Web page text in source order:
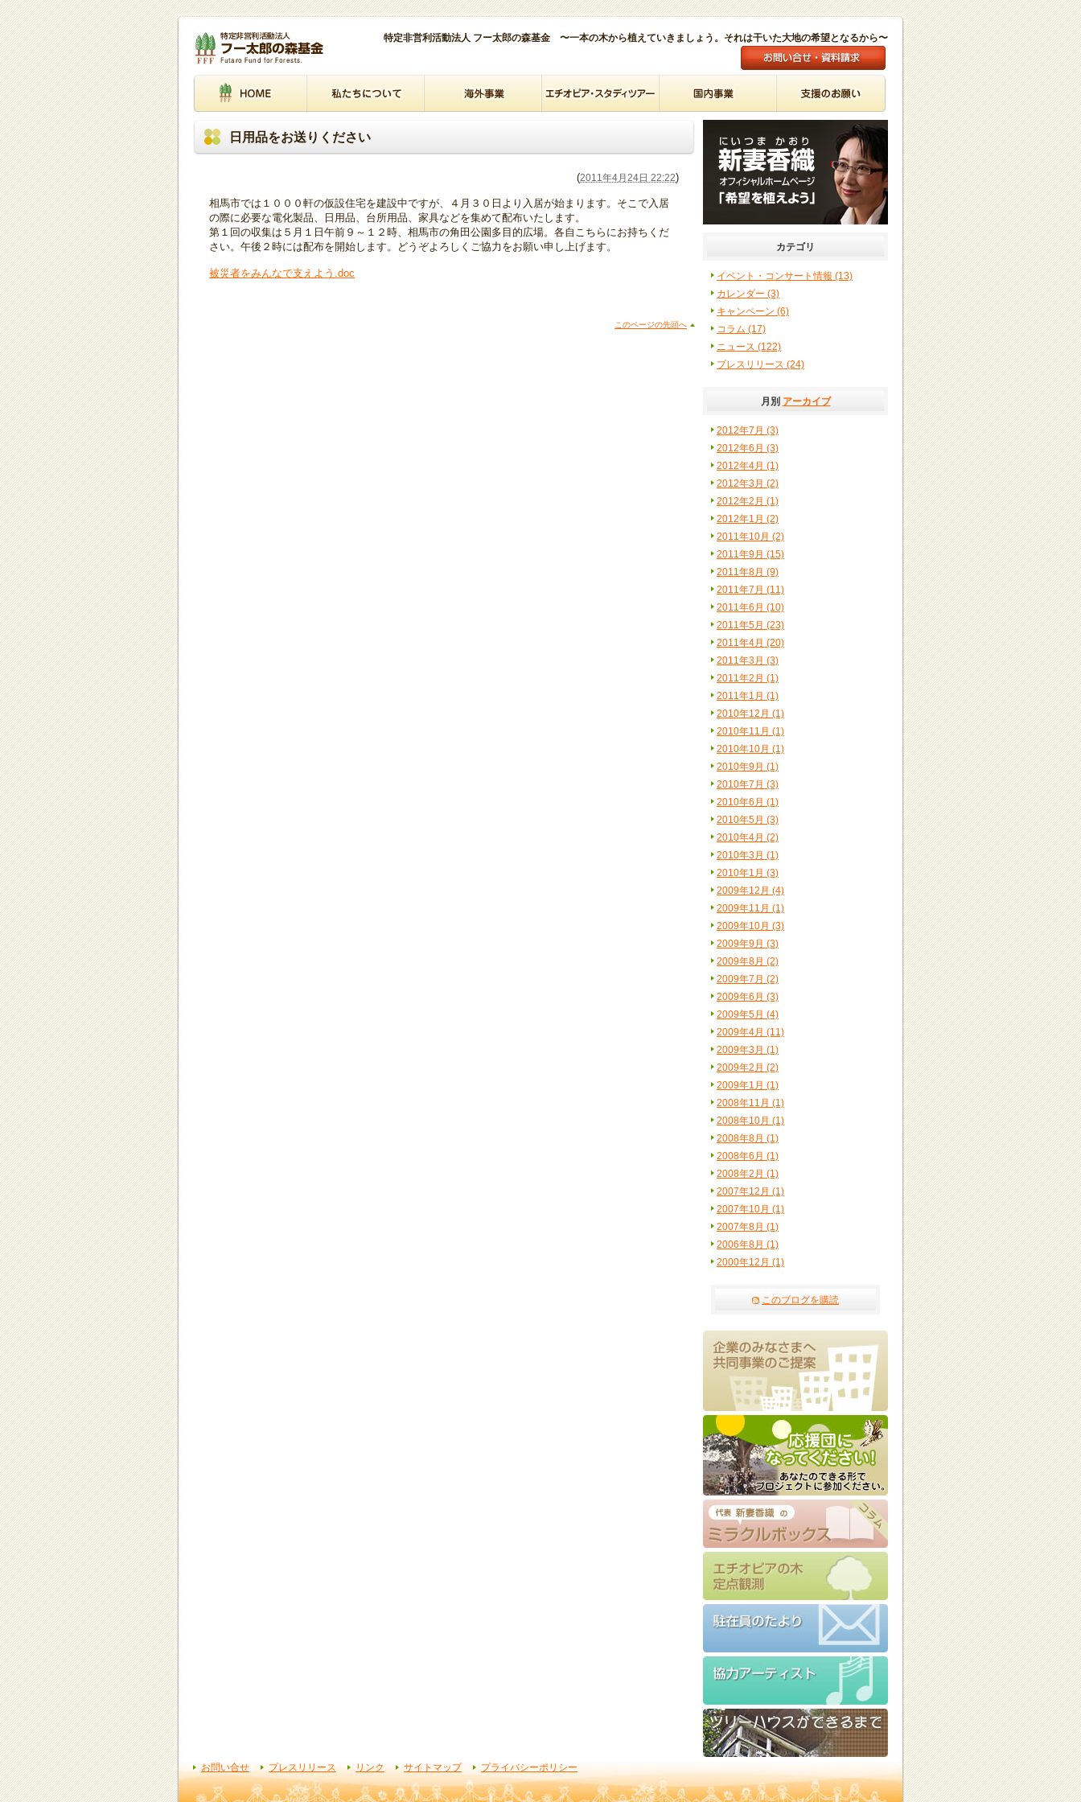
特定非営利活動法人 フー太郎の森基金 〜一本の木から植えていきましょう。それは干いた大地の希望となるから〜
日用品をお送りください
(2011年4月24日 22:22)
相馬市では１０００軒の仮設住宅を建設中ですが、４月３０日より入居が始まります。そこで入居
の際に必要な電化製品、日用品、台所用品、家具などを集めて配布いたします。
第１回の収集は５月１日午前９～１２時、相馬市の角田公園多目的広場。各自こちらにお持ちくだ
さい。午後２時には配布を開始します。どうぞよろしくご協力をお願い申し上げます。
被災者をみんなで支えよう.doc
このページの先頭へ
カテゴリ
イベント・コンサート情報 (13)
カレンダー (3)
キャンペーン (6)
コラム (17)
ニュース (122)
プレスリリース (24)
月別 アーカイブ
2012年7月 (3)
2012年6月 (3)
2012年4月 (1)
2012年3月 (2)
2012年2月 (1)
2012年1月 (2)
2011年10月 (2)
2011年9月 (15)
2011年8月 (9)
2011年7月 (11)
2011年6月 (10)
2011年5月 (23)
2011年4月 (20)
2011年3月 (3)
2011年2月 (1)
2011年1月 (1)
2010年12月 (1)
2010年11月 (1)
2010年10月 (1)
2010年9月 (1)
2010年7月 (3)
2010年6月 (1)
2010年5月 (3)
2010年4月 (2)
2010年3月 (1)
2010年1月 (3)
2009年12月 (4)
2009年11月 (1)
2009年10月 (3)
2009年9月 (3)
2009年8月 (2)
2009年7月 (2)
2009年6月 (3)
2009年5月 (4)
2009年4月 (11)
2009年3月 (1)
2009年2月 (2)
2009年1月 (1)
2008年11月 (1)
2008年10月 (1)
2008年8月 (1)
2008年6月 (1)
2008年2月 (1)
2007年12月 (1)
2007年10月 (1)
2007年8月 (1)
2006年8月 (1)
2000年12月 (1)
このブログを購読
お問い合せ プレスリリース リンク サイトマップ プライバシーポリシー